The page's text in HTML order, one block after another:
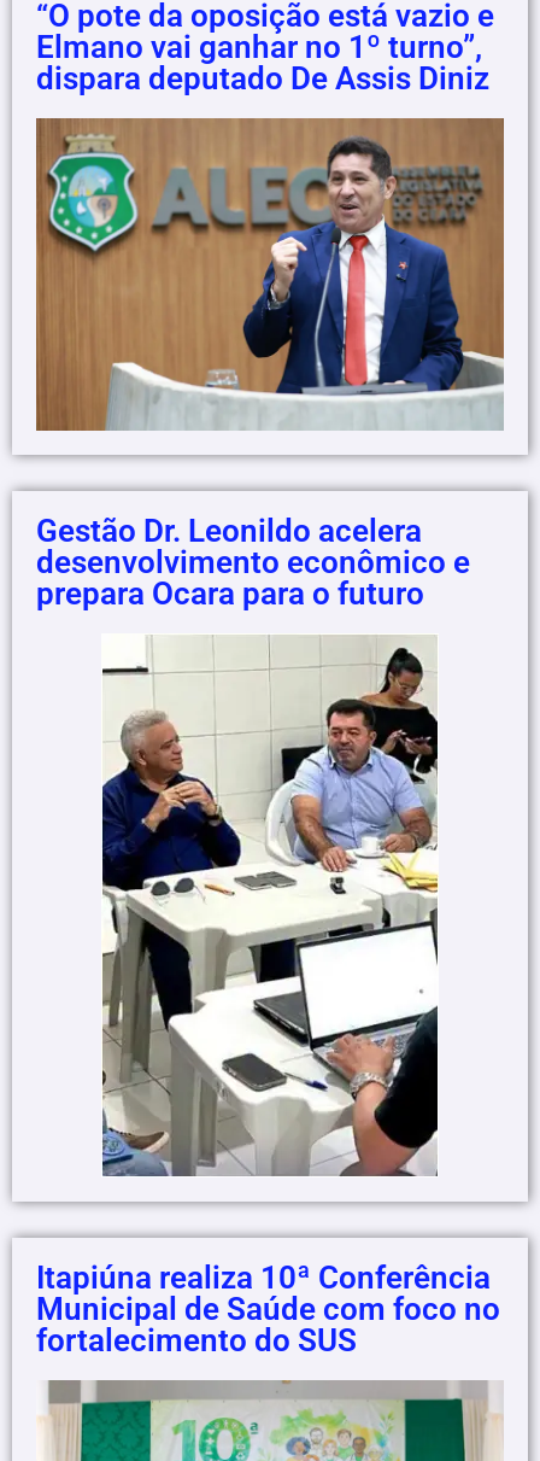
“O pote da oposição está vazio e
Elmano vai ganhar no 1º turno”,
dispara deputado De Assis Diniz
Gestão Dr. Leonildo acelera
desenvolvimento econômico e
prepara Ocara para o futuro
Itapiúna realiza 10ª Conferência
Municipal de Saúde com foco no
fortalecimento do SUS